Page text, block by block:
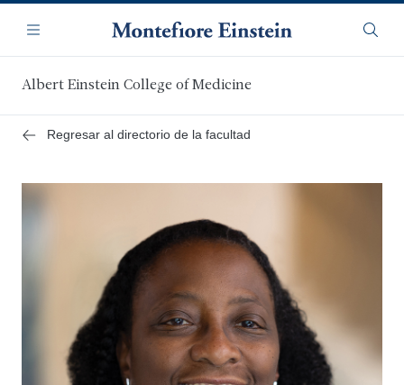
contenido
principal
Navegación
Menú
Albert Einstein College of Medicine
Regresar al directorio de la facultad